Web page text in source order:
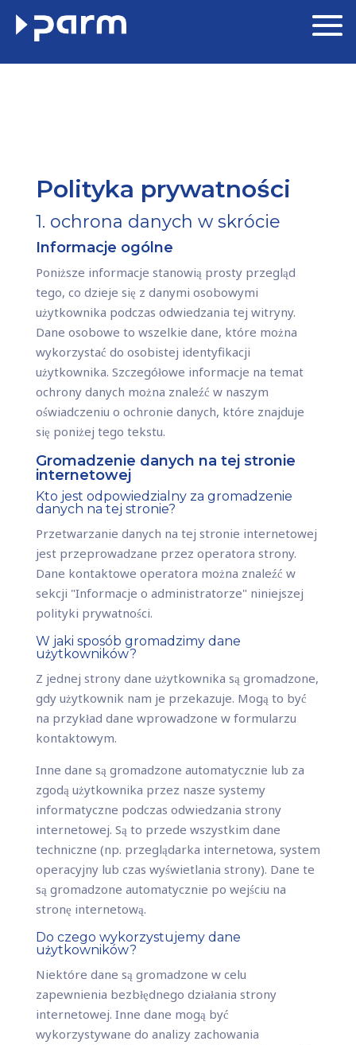
Polityka prywatności
1. ochrona danych w skrócie
Informacje ogólne
Poniższe informacje stanowią prosty przegląd
tego, co dzieje się z danymi osobowymi
użytkownika podczas odwiedzania tej witryny.
Dane osobowe to wszelkie dane, które można
wykorzystać do osobistej identyfikacji
użytkownika. Szczegółowe informacje na temat
ochrony danych można znaleźć w naszym
oświadczeniu o ochronie danych, które znajduje
się poniżej tego tekstu.
Gromadzenie danych na tej stronie
internetowej
Kto jest odpowiedzialny za gromadzenie
danych na tej stronie?
Przetwarzanie danych na tej stronie internetowej
jest przeprowadzane przez operatora strony.
Dane kontaktowe operatora można znaleźć w
sekcji "Informacje o administratorze" niniejszej
polityki prywatności.
W jaki sposób gromadzimy dane
użytkowników?
Z jednej strony dane użytkownika są gromadzone,
gdy użytkownik nam je przekazuje. Mogą to być
na przykład dane wprowadzone w formularzu
kontaktowym.
Inne dane są gromadzone automatycznie lub za
zgodą użytkownika przez nasze systemy
informatyczne podczas odwiedzania strony
internetowej. Są to przede wszystkim dane
techniczne (np. przeglądarka internetowa, system
operacyjny lub czas wyświetlania strony). Dane te
są gromadzone automatycznie po wejściu na
stronę internetową.
Do czego wykorzystujemy dane
użytkowników?
Niektóre dane są gromadzone w celu
zapewnienia bezbłędnego działania strony
internetowej. Inne dane mogą być
wykorzystywane do analizy zachowania